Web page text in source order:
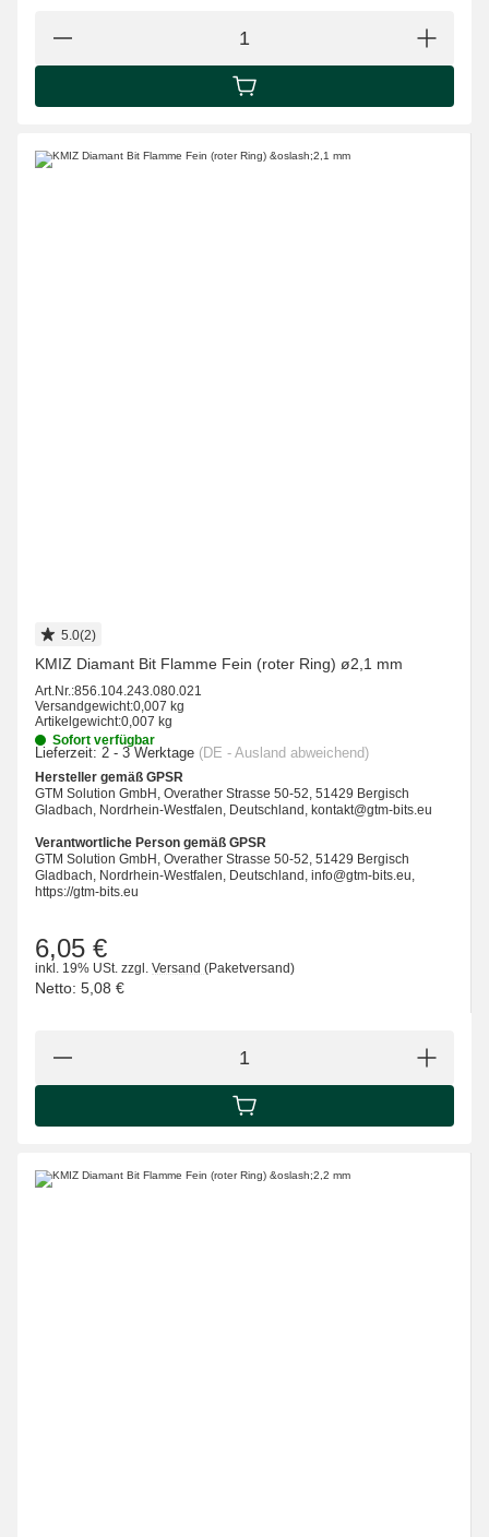
IN DEN WARENKORB
5.0(2)
KMIZ Diamant Bit Flamme Fein (roter Ring) ø2,1 mm
Art.Nr.:856.104.243.080.021
Versandgewicht:0,007 kg
Artikelgewicht:0,007 kg
Sofort verfügbar
Lieferzeit: 2 - 3 Werktage (DE - Ausland abweichend)
Hersteller gemäß GPSR
GTM Solution GmbH, Overather Strasse 50-52, 51429 Bergisch
Gladbach, Nordrhein-Westfalen, Deutschland, kontakt@gtm-bits.eu
Verantwortliche Person gemäß GPSR
GTM Solution GmbH, Overather Strasse 50-52, 51429 Bergisch
Gladbach, Nordrhein-Westfalen, Deutschland, info@gtm-bits.eu,
https://gtm-bits.eu
6,05 €
inkl. 19% USt. zzgl. Versand (Paketversand)
Netto: 5,08 €
IN DEN WARENKORB